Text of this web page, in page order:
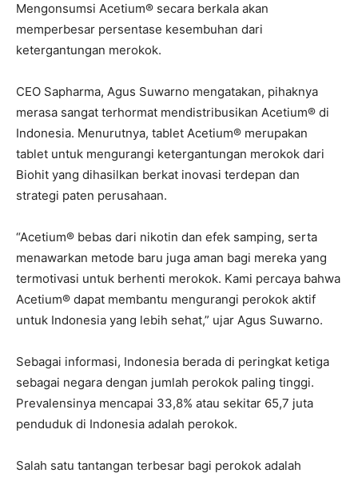
Mengonsumsi Acetium®️ secara berkala akan
memperbesar persentase kesembuhan dari
ketergantungan merokok.
CEO Sapharma, Agus Suwarno mengatakan, pihaknya
merasa sangat terhormat mendistribusikan Acetium® di
Indonesia. Menurutnya, tablet Acetium® merupakan
tablet untuk mengurangi ketergantungan merokok dari
Biohit yang dihasilkan berkat inovasi terdepan dan
strategi paten perusahaan.
“Acetium® bebas dari nikotin dan efek samping, serta
menawarkan metode baru juga aman bagi mereka yang
termotivasi untuk berhenti merokok. Kami percaya bahwa
Acetium® dapat membantu mengurangi perokok aktif
untuk Indonesia yang lebih sehat,” ujar Agus Suwarno.
Sebagai informasi, Indonesia berada di peringkat ketiga
sebagai negara dengan jumlah perokok paling tinggi.
Prevalensinya mencapai 33,8% atau sekitar 65,7 juta
penduduk di Indonesia adalah perokok.
Salah satu tantangan terbesar bagi perokok adalah